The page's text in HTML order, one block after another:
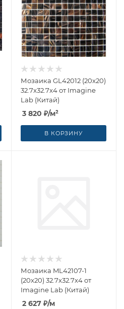
Мозаика GL42012 (20x20)
32.7x32.7x4 от Imagine
Lab (Китай)
3 820 ₽/м²
В КОРЗИНУ
Мозаика ML42107-1
(20x20) 32.7x32.7x4 от
Imagine Lab (Китай)
2 627 ₽/м